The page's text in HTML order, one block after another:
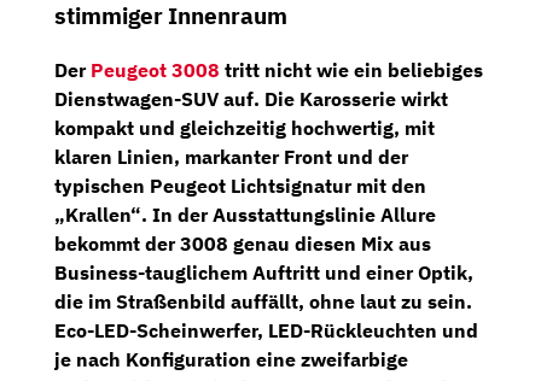
stimmiger Innenraum
Der Peugeot 3008 tritt nicht wie ein beliebiges
Dienstwagen-SUV auf. Die Karosserie wirkt
kompakt und gleichzeitig hochwertig, mit
klaren Linien, markanter Front und der
typischen Peugeot Lichtsignatur mit den
„Krallen“. In der Ausstattungslinie Allure
bekommt der 3008 genau diesen Mix aus
Business-tauglichem Auftritt und einer Optik,
die im Straßenbild auffällt, ohne laut zu sein.
Eco-LED-Scheinwerfer, LED-Rückleuchten und
je nach Konfiguration eine zweifarbige